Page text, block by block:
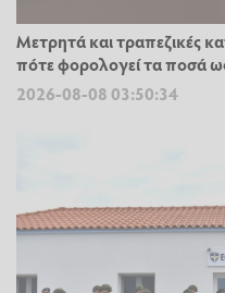
Μετρητά και τραπεζικές
πότε φορολογεί τα ποσά
2026-08-08 03:50:34